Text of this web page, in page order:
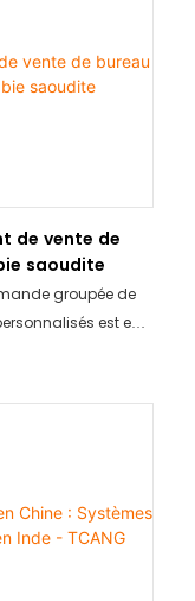
de vente de
saoudite
groupée de
est en
matériel